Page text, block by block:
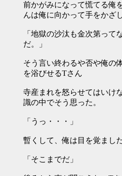
前かがみになって慌てる俺
んは俺に向かって手をかざ
「地獄の沙汰も金次第って
だ。」
そう言い終わるや否や俺の
を浴びせるTさん
寺産まれを怒らせてはいけ
識の中でそう思った。
「うっ・・・」
暫くして、俺は目を覚ました
「そこまでだ」